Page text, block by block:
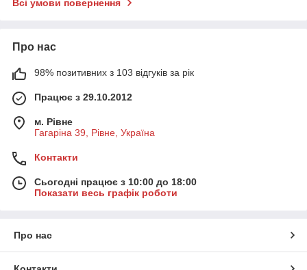
Всі умови повернення
Про нас
98% позитивних з 103 відгуків за рік
Працює з 29.10.2012
м. Рівне
Гагаріна 39, Рівне, Україна
Контакти
Сьогодні працює з 10:00 до 18:00
Показати весь графік роботи
Про нас